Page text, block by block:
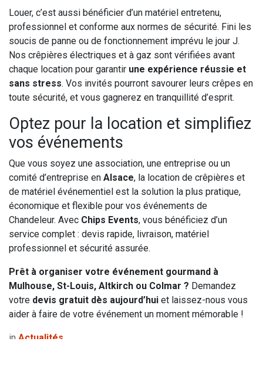
Louer, c’est aussi bénéficier d’un matériel entretenu,
professionnel et conforme aux normes de sécurité. Fini les
soucis de panne ou de fonctionnement imprévu le jour J.
Nos crêpières électriques et à gaz sont vérifiées avant
chaque location pour garantir une expérience réussie et
sans stress. Vos invités pourront savourer leurs crêpes en
toute sécurité, et vous gagnerez en tranquillité d’esprit.
Optez pour la location et simplifiez
vos événements
Que vous soyez une association, une entreprise ou un
comité d’entreprise en Alsace, la location de crêpières et
de matériel événementiel est la solution la plus pratique,
économique et flexible pour vos événements de
Chandeleur. Avec Chips Events, vous bénéficiez d’un
service complet : devis rapide, livraison, matériel
professionnel et sécurité assurée.
Prêt à organiser votre événement gourmand à
Mulhouse, St-Louis, Altkirch ou Colmar ? Demandez
votre devis gratuit dès aujourd’hui et laissez-nous vous
aider à faire de votre événement un moment mémorable !
in Actualités